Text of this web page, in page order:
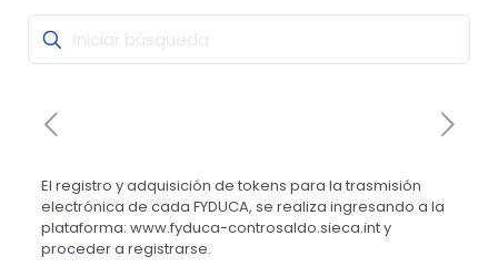
El registro y adquisición de tokens para la trasmisión
electrónica de cada FYDUCA, se realiza ingresando a la
plataforma: www.fyduca-controsaldo.sieca.int y
proceder a registrarse.